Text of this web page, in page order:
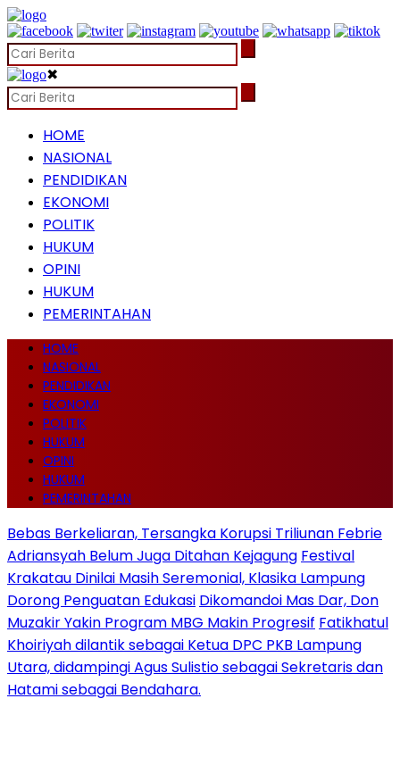
✖
HOME
NASIONAL
PENDIDIKAN
EKONOMI
POLITIK
HUKUM
OPINI
HUKUM
PEMERINTAHAN
HOME
NASIONAL
PENDIDIKAN
EKONOMI
POLITIK
HUKUM
OPINI
HUKUM
PEMERINTAHAN
Bebas Berkeliaran, Tersangka Korupsi Triliunan Febrie
Adriansyah Belum Juga Ditahan Kejagung Festival
Krakatau Dinilai Masih Seremonial, Klasika Lampung
Dorong Penguatan Edukasi Dikomandoi Mas Dar, Don
Muzakir Yakin Program MBG Makin Progresif Fatikhatul
Khoiriyah dilantik sebagai Ketua DPC PKB Lampung
Utara, didampingi Agus Sulistio sebagai Sekretaris dan
Hatami sebagai Bendahara.